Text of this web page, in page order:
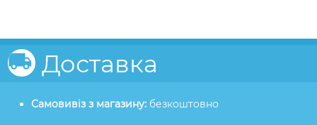
Доставка
Самовивіз з магазину: безкоштовно